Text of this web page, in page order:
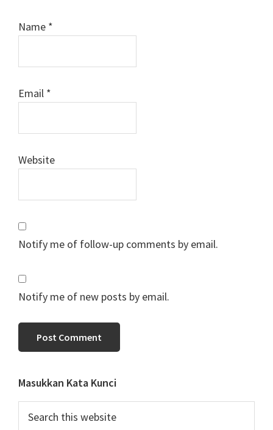
Name *
Email *
Website
Notify me of follow-up comments by email.
Notify me of new posts by email.
Primary
Sidebar
Masukkan Kata Kunci
this